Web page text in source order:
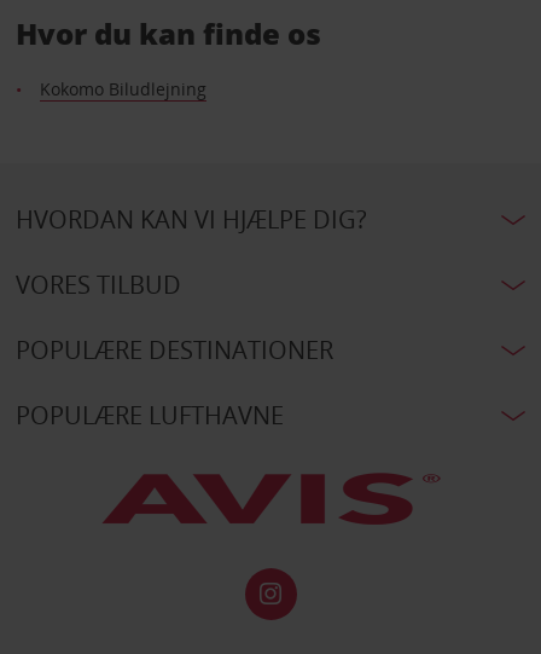
Hvor du kan finde os
Kokomo Biludlejning
HVORDAN KAN VI HJÆLPE DIG?
VORES TILBUD
POPULÆRE DESTINATIONER
POPULÆRE LUFTHAVNE